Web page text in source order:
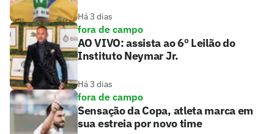
Há 3 dias
fora de campo
AO VIVO: assista ao 6º Leilão do
Instituto Neymar Jr.
Há 3 dias
fora de campo
Sensação da Copa, atleta marca em
sua estreia por novo time